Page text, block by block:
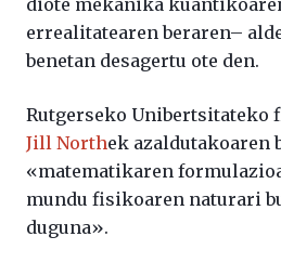
diote mekanika
errealitatearen beraren–
benetan desagertu ote den.
Rutgerseko Unibertsitateko
Jill Northek azaldutakoaren
«matematikaren
mundu fisikoaren naturari
duguna».